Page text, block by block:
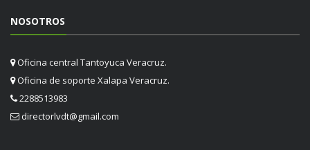
NOSOTROS
Oficina central Tantoyuca Veracruz.
Oficina de soporte Xalapa Veracruz.
2288513983
directorlvdt@gmail.com